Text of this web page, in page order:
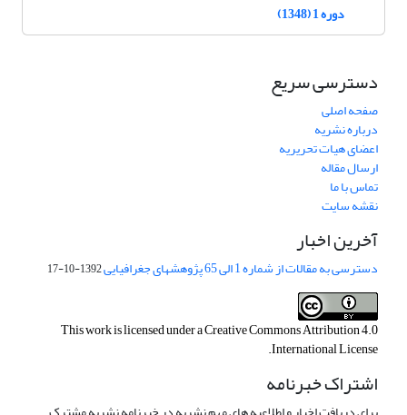
دوره 1 (1348)
دسترسی سریع
صفحه اصلی
درباره نشریه
اعضای هیات تحریریه
ارسال مقاله
تماس با ما
نقشه سایت
آخرین اخبار
دسترسی به مقالات از شماره 1 الی 65 پژوهشهای جغرافیایی 1392-10-17
This work is licensed under aCreative Commons Attribution 4.0
International License
.
اشتراک خبرنامه